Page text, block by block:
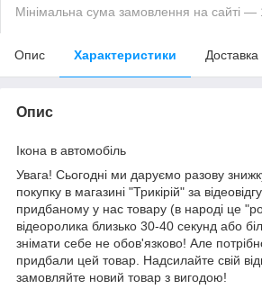
Мінімальна сума замовлення на сайті —
Опис Характеристики Доставка
Опис
Ікона в автомобіль
Увага! Сьогодні ми даруємо разову
покупку в магазині "Трикірій" за
придбаному у нас товару (в народі це
відеоролика близько 30-40 секунд або
знімати себе не обов'язково! Але
придбали цей товар. Надсилайте свій
замовляйте новий товар з вигодою!